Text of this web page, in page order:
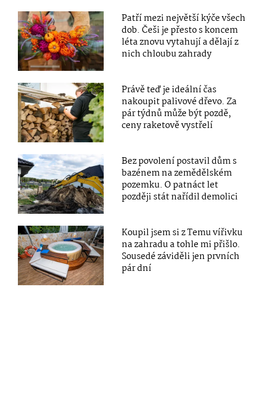
Patří mezi největší kýče všech
dob. Češi je přesto s koncem
léta znovu vytahují a dělají z
nich chloubu zahrady
Právě teď je ideální čas
nakoupit palivové dřevo. Za
pár týdnů může být pozdě,
ceny raketově vystřelí
Bez povolení postavil dům s
bazénem na zemědělském
pozemku. O patnáct let
později stát nařídil demolici
Koupil jsem si z Temu vířivku
na zahradu a tohle mi přišlo.
Sousedé záviděli jen prvních
pár dní